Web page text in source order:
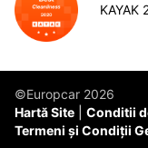
KAYAK
©Europcar 2026
Hartă Site
Conditii
Termeni și Condiții